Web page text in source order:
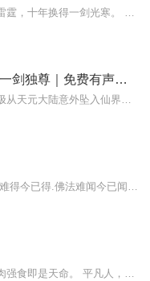
绝世剑帝｜我有一剑｜一剑独尊｜免费有声小说